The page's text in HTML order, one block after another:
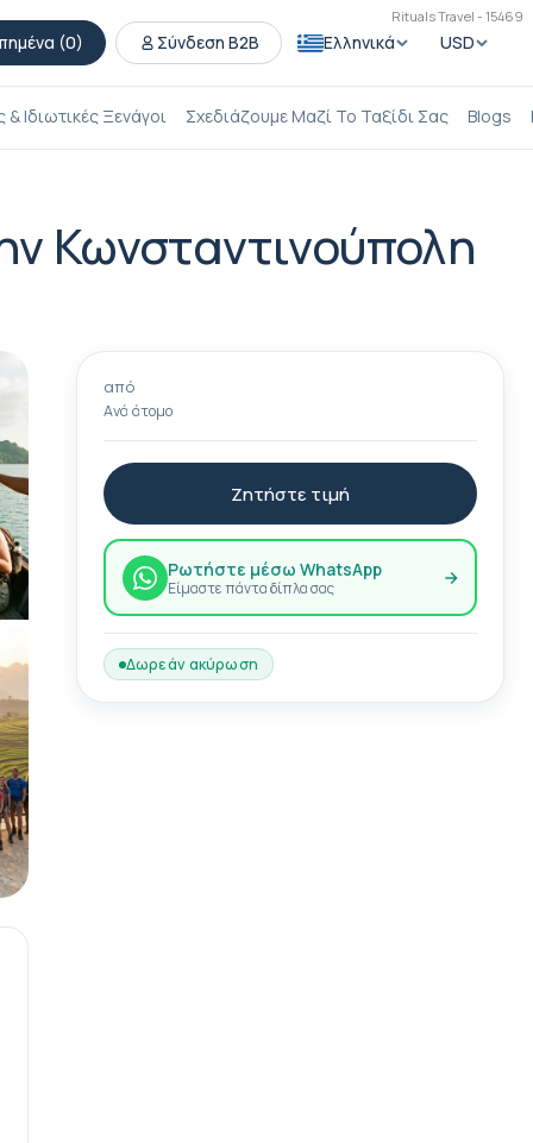
Rituals Travel - 15469
(0) Σύνδεση B2B Ελληνικά USD
Ιδιωτικές Ξενάγοι Σχεδιάζουμε Μαζί Το Ταξίδι Σας Blogs
Κωνσταντινούπολη
από
Ανά άτομο
Ζητήστε τιμή
Ρωτήστε μέσω WhatsApp
Είμαστε πάντα δίπλα σας
Δωρεάν ακύρωση